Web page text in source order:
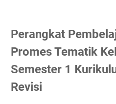
Perangkat
Promes Tematik
Semester 1
Revisi